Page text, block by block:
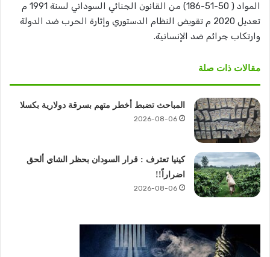
المواد ( 50-51-186) من القانون الجنائي السوداني لسنة 1991 م
تعديل 2020 م تقويض النظام الدستوري وإثارة الحرب ضد الدولة
وارتكاب جرائم ضد الإنسانية.
مقالات ذات صلة
المباحث تضبط أخطر متهم بسرقة دولارية بكسلا
2026-08-06
كينيا تعترف : قرار السودان بحظر الشاي ألحق
اضراراً!!
2026-08-06